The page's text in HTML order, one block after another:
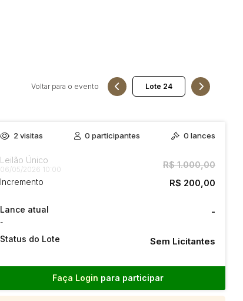
Voltar para o evento
2 visitas 0 participantes 0 lances
Leilão Único
06/05/2026 10:00 R$ 1.000,00
Incremento R$ 200,00
Lance atual
-
-
Status do Lote Sem Licitantes
Faça Login para participar